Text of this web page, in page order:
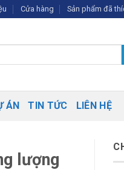
Cửa hàng Sản phẩm đã
ÁN TIN TỨC LIÊN HỆ
lượng